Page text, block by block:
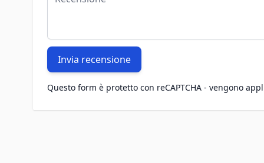
Invia recensione
Questo form è protetto con reCAPTCHA - vengono